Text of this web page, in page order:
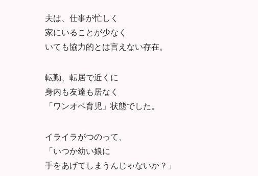
夫は、仕事が忙しく
家にいることが少なく
いても協力的とは言えない存在。
転勤、転居で近くに
身内も友達も居なく
「ワンオペ育児」状態でした。
イライラがつのって、
「いつか幼い娘に
手をあげてしまうんじゃないか？」